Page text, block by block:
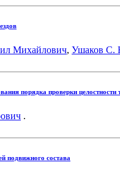
Михайлович, Ушаков С.
порядка проверки
.
подвижного состава